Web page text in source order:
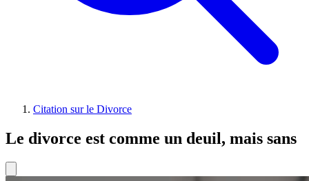
Citation sur le Divorce
Le divorce est comme un deuil, mais sans